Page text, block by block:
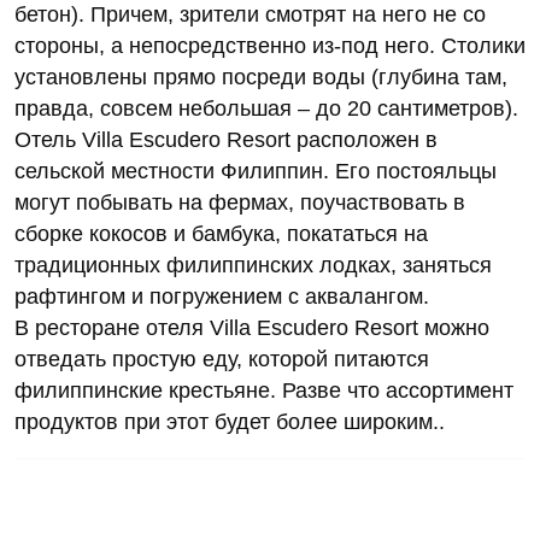
бетон). Причем, зрители смотрят на него не со
стороны, а непосредственно из-под него. Столики
установлены прямо посреди воды (глубина там,
правда, совсем небольшая – до 20 сантиметров).
Отель Villa Escudero Resort расположен в
сельской местности Филиппин. Его постояльцы
могут побывать на фермах, поучаствовать в
сборке кокосов и бамбука, покататься на
традиционных филиппинских лодках, заняться
рафтингом и погружением с аквалангом.
В ресторане отеля Villa Escudero Resort можно
отведать простую еду, которой питаются
филиппинские крестьяне. Разве что ассортимент
продуктов при этот будет более широким..